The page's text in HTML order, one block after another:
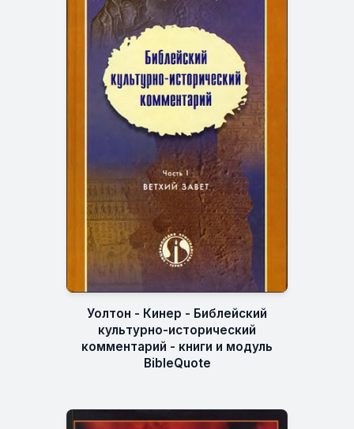
Уолтон - Кинер - Библейский
культурно-исторический
комментарий - книги и модуль
BibleQuote